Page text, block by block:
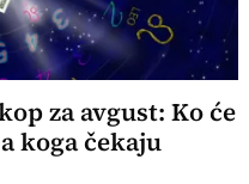
za avgust: Ko će
koga čekaju